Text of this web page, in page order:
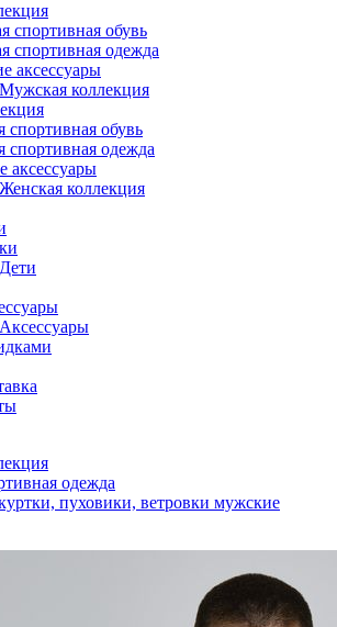
спортивная обувь
спортивная одежда
аксессуары
коллекция
спортивная обувь
спортивная одежда
аксессуары
коллекция
одежда
пуховики, ветровки мужские